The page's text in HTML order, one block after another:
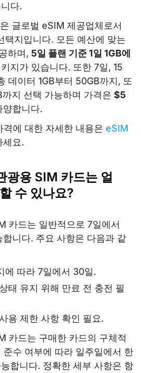
다.
은 글로벌 eSIM 제공업체로서
택지입니다. 모든 예산에 맞는
하며, 5일 플랜 기준 1일 1GB에
지가 있습니다. 또한 7일, 15
데이터 1GB부터 50GB까지, 또
까지 선택 가능하며 가격은 $5
양합니다.
에 대한 자세한 내용은 eSIM
세요.
광용 SIM 카드는 얼
수 있나요?
카드는 일반적으로 7일에서
니다. 주요 사항은 다음과 같
에 따라 7일에서 30일.
태 유지 위해 만료 전 충전 필
용 제한 사항 확인 필요.
카드는 구매한 카드의 구체적
준수 여부에 따라 일주일에서 한
합니다. 정확한 세부 사항은 항